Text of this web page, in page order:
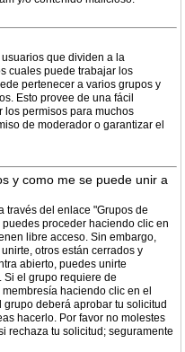
que dividen a la
cuales puede trabajar los
pertenecer a varios grupos y
Esto provee de una fácil
los permisos para muchos
de moderador o garantizar el
y como me se puede unir a
través del enlace "Grupos de
proceder haciendo clic en
libre acceso. Sin embargo,
otros están cerrados y
abierto, puedes unirte
Si el grupo requiere de
haciendo clic en el
deberá aprobar tu solicitud
hacerlo. Por favor no molestes
rechaza tu solicitud; seguramente